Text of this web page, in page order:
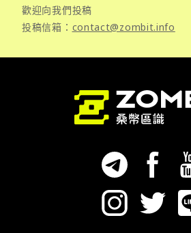
歡迎向我們投稿
投稿信箱： contact@zombit.info